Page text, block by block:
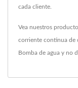
cada cliente.
Vea nuestros
corriente continua de
Bomba de agua y no